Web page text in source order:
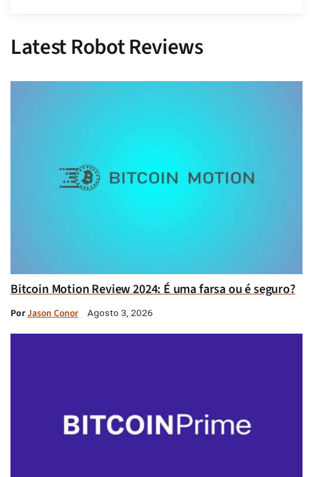
Latest Robot Reviews
Bitcoin Motion Review 2024: É uma farsa ou é seguro?
PorJason Conor Agosto 3, 2026